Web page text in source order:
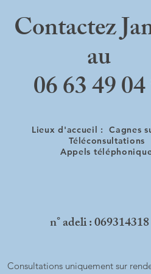
Contactez
au
06 63 49
Lieux d'accueil :Cagnes
Téléconsultations
Appels
n° adeli : 069314318
Consultations uniquement sur